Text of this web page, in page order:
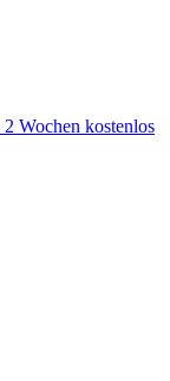
2 Wochen kostenlos